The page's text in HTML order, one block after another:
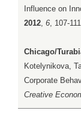
Influence on
2012, 6, 107-
Chicago/
Kotelynikova,
Corporate
Creative